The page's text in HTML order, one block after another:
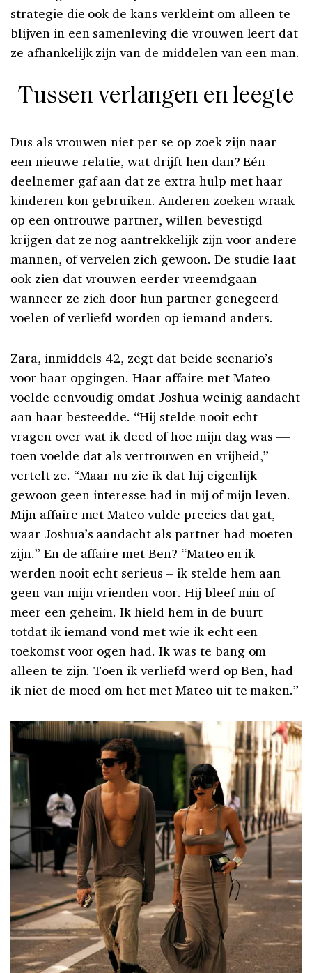
strategie die ook de kans verkleint om alleen te
blijven in een samenleving die vrouwen leert dat
ze afhankelijk zijn van de middelen van een man.
Tussen verlangen en leegte
Dus als vrouwen niet per se op zoek zijn naar
een nieuwe relatie, wat drijft hen dan? Eén
deelnemer gaf aan dat ze extra hulp met haar
kinderen kon gebruiken. Anderen zoeken wraak
op een ontrouwe partner, willen bevestigd
krijgen dat ze nog aantrekkelijk zijn voor andere
mannen, of vervelen zich gewoon. De studie laat
ook zien dat vrouwen eerder vreemdgaan
wanneer ze zich door hun partner genegeerd
voelen of verliefd worden op iemand anders.
Zara, inmiddels 42, zegt dat beide scenario’s
voor haar opgingen. Haar affaire met Mateo
voelde eenvoudig omdat Joshua weinig aandacht
aan haar besteedde. “Hij stelde nooit echt
vragen over wat ik deed of hoe mijn dag was —
toen voelde dat als vertrouwen en vrijheid,”
vertelt ze. “Maar nu zie ik dat hij eigenlijk
gewoon geen interesse had in mij of mijn leven.
Mijn affaire met Mateo vulde precies dat gat,
waar Joshua’s aandacht als partner had moeten
zijn.” En de affaire met Ben? “Mateo en ik
werden nooit echt serieus – ik stelde hem aan
geen van mijn vrienden voor. Hij bleef min of
meer een geheim. Ik hield hem in de buurt
totdat ik iemand vond met wie ik echt een
toekomst voor ogen had. Ik was te bang om
alleen te zijn. Toen ik verliefd werd op Ben, had
ik niet de moed om het met Mateo uit te maken.”